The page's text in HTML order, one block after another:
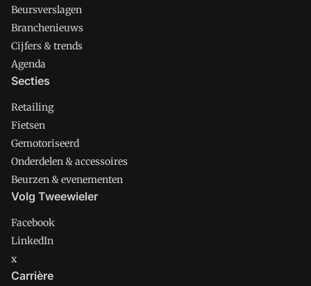
Beursverslagen
Branchenieuws
Cijfers & trends
Agenda
Secties
Retailing
Fietsen
Gemotoriseerd
Onderdelen & accessoires
Beurzen & evenementen
Volg Tweewieler
Facebook
LinkedIn
x
Carrière